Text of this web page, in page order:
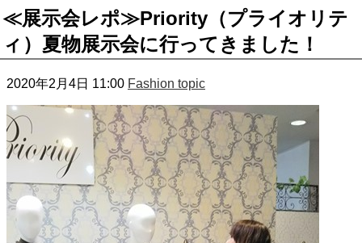
≪展示会レポ≫Priority（プライオリテ
ィ）夏物展示会に行ってきました！
2020年2月4日 11:00 Fashion topic